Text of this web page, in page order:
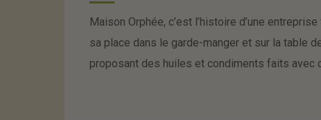
Maison Orphée, c’est l’histoire d’une
sa place dans le garde-manger et sur la table
proposant des huiles et condiments faits avec